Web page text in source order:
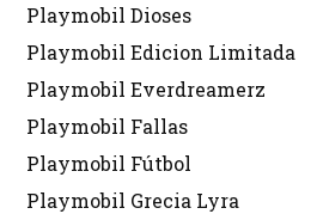
Playmobil Dioses
Playmobil Edicion Limitada
Playmobil Everdreamerz
Playmobil Fallas
Playmobil Fútbol
Playmobil Grecia Lyra